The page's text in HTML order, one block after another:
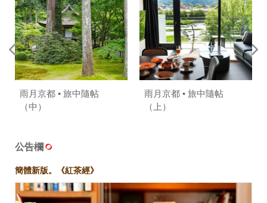
雨月京都 • 旅中隨帖
（中）
雨月京都 • 旅中隨帖
（上）
公告欄
簡體新版。《紅茶經》